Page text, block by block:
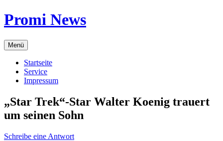
Zum
Inhalt
Promi News
Menü
Startseite
Service
Impressum
„Star Trek“-Star Walter Koenig trauert
um seinen Sohn
Schreibe eine Antwort